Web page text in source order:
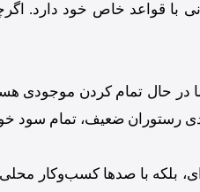
با قواعد خاص خود
در حال تمام کردن موجودی
رستوران ضعیف، تمام سود
بلکه با صدها کسب‌وکار